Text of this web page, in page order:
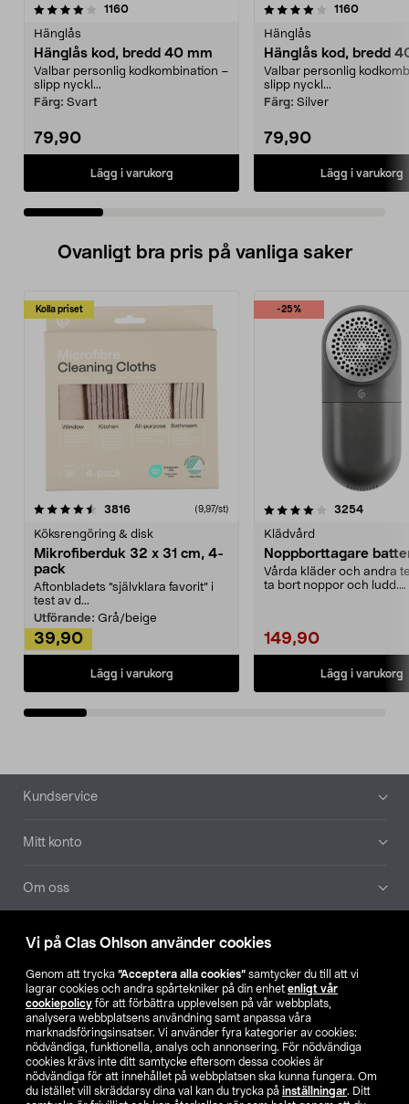
Vi på Clas Ohlson använder cookies
Genom att trycka ”Acceptera alla cookies” samtycker du till att vi
lagrar cookies och andra spårtekniker på din enhet enligt vår
cookiepolicy för att förbättra upplevelsen på vår webbplats,
analysera webbplatsens användning samt anpassa våra
marknadsföringsinsatser. Vi använder fyra kategorier av cookies:
nödvändiga, funktionella, analys och annonsering. För nödvändiga
cookies krävs inte ditt samtycke eftersom dessa cookies är
nödvändiga för att innehållet på webbplatsen ska kunna fungera. Om
du istället vill skräddarsy dina val kan du trycka på inställningar. Ditt
1160recensioner
Hänglås
Hänglås kod, bredd 40 mm
Valbar personlig kodkombination –
slipp nyckl...
Färg: Svart
79,90
Lägg i varukorg
4.0 av 5 stjärnor 1160
Hänglås
Hänglås kod, bredd
Valbar personlig
slipp nyckl...
Färg: Silver
79,90
Lägg i varukorg
4.5 av 5 stjärnor
Ovanligt bra pris på vanliga saker
Kolla priset
3816recensioner (9,97/st)
Köksrengöring & disk
Mikrofiberduk 32 x 31 cm, 4-
pack
Aftonbladets "självklara favorit” i
test av d...
Utförande: Grå/beige
39,90
Lägg i varukorg
-25%
4.0av 5 stjärnor 3254
Klädvård
Noppborttagare
Vårda kläder och andra
ta bort noppor och ludd.
149,90
Lägg i varukorg
4.5av 5 stjärnor
Sidfot
Kundservice
Mitt konto
Om oss
Aktuellt
Våra bolag
Hitta butik
SE NO FI